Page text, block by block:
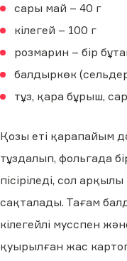
сары май – 40 г
кілегей – 100 г
розмарин – бір
балдыркөк
тұз, қара бұрыш,
Қозы еті қарапайым
тұздалып, фольгада
пісіріледі, сол
сақталады. Тағам
кілегейлі мусспен
қуырылған жас